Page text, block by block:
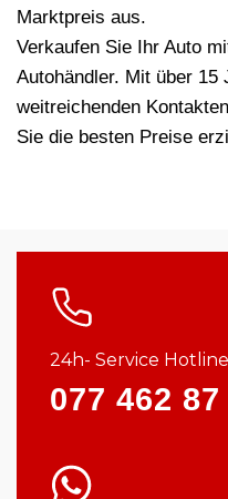
Marktpreis aus.
Verkaufen Sie Ihr Auto
Autohändler. Mit über 15
weitreichenden
Sie die besten Preise
24h- Service Hotline
077 462 87